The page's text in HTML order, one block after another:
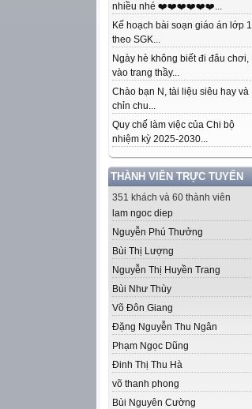
nhiều nhé ❤️❤️❤️❤️❤️❤️...
Kế hoạch bài soạn giáo án lớp 1
theo SGK...
Ngày hè không biết đi đâu chơi,
vào trang thầy...
Chào bạn N, tài liệu siêu hay và
chỉn chu...
Quy chế làm việc của Chi bộ
nhiệm kỳ 2025-2030...
THÀNH VIÊN TRỰC TUYẾN
351 khách và 60 thành viên
lam ngoc diep
Nguyễn Phú Thưởng
Bùi Thị Lượng
Nguyễn Thị Huyền Trang
Bùi Như Thùy
Võ Đôn Giang
Đặng Nguyễn Thu Ngân
Phạm Ngọc Dũng
Đinh Thị Thu Hà
võ thanh phong
Bùi Nguyên Cường